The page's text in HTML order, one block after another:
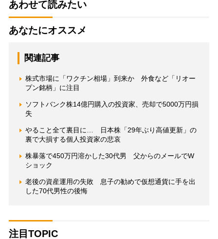
あわせて読みたい
あなたにオススメ
関連記事
株式市場に「ワクチン相場」到来か 外食など「リオー
プン銘柄」に注目
ソフトバンク株14億円購入の投資家、売却で5000万円損
失
やること全て裏目に… 日本株「29年ぶり高値更新」の
裏で大損する個人投資家の悲哀
株暴落で450万円溶かした30代男 父からのメールでW
ショック
老後の資産運用の失敗 息子の勧めで仮想通貨に手を出
した70代男性の後悔
注目TOPIC